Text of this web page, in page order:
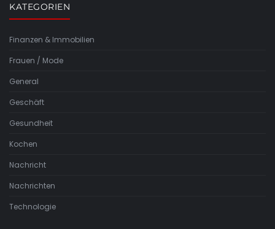
KATEGORIEN
Finanzen & Immobilien
Frauen / Mode
General
Geschäft
Gesundheit
Kochen
Nachricht
Nachrichten
Technologie